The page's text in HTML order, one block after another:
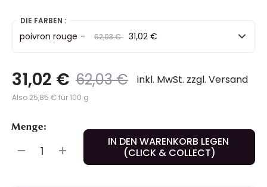
DIE FARBEN :
poivron rouge - Preis
62,03 €to31,02 €
Preis
62,03 €to
31,02 € inkl. MwSt. zzgl. Versand
Also 25,85 € für 100 g
Menge:
IN DEN WARENKORB LEGEN
(CLICK & COLLECT)